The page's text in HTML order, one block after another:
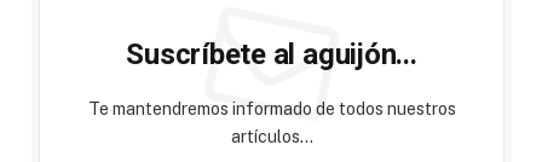
Suscríbete al aguijón...
Te mantendremos informado de todos nuestros
artículos...